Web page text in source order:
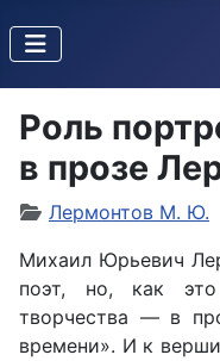
Роль
в прозе
Лермонтов М. Ю.
Михаил Юрьевич
поэт, но, как
творчества — в
времени». И к